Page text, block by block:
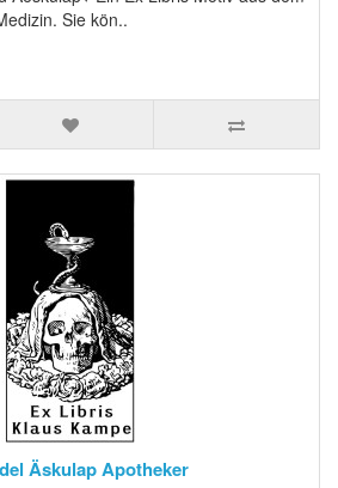
Sie kön..
Äskulap Apotheker